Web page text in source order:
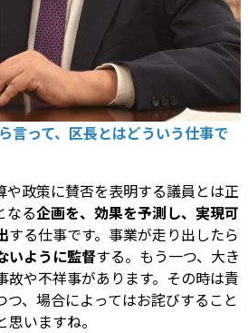
言って、区長とはどういう仕事で
や政策に賛否を表明する議員とは正
なる企画を、効果を予測し、実現可
する仕事です。事業が走り出したら
いように監督する。もう一つ、大き
故や不祥事があります。その時は責
、場合によってはお詫びすること
思いますね。